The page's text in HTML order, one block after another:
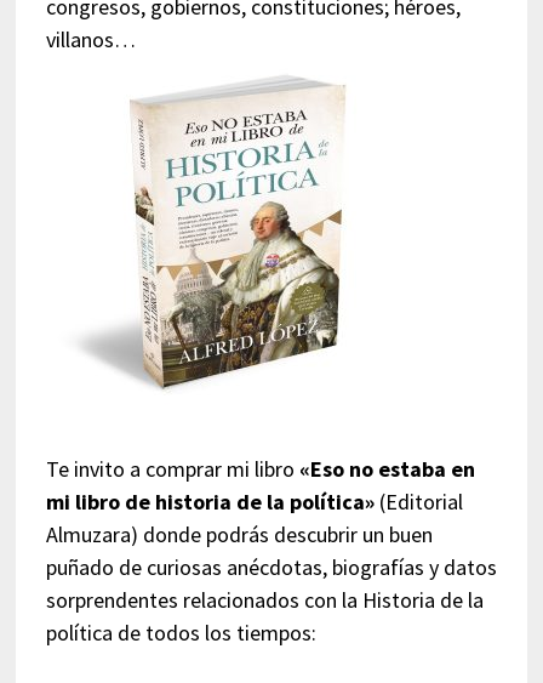
congresos, gobiernos, constituciones; héroes,
villanos…
Te invito a comprar mi libro «Eso no estaba en
mi libro de historia de la política»(Editorial
Almuzara) donde podrás descubrir un buen
puñado de curiosas anécdotas, biografías y datos
sorprendentes relacionados con la Historia de la
política de todos los tiempos: